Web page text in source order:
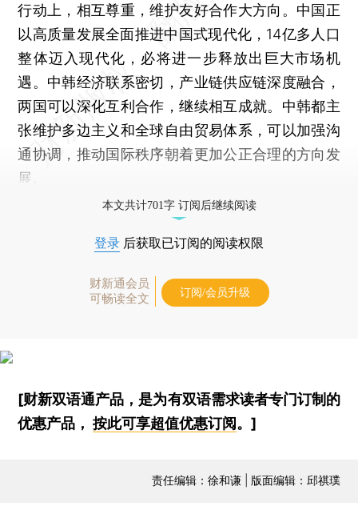
行动上，相互尊重，维护友好合作大方向。中国正
以高质量发展全面推进中国式现代化，14亿多人口
整体迈入现代化，必将进一步释放出巨大市场机
遇。中韩经济联系密切，产业链供应链深度融合，
两国可以深化互利合作，继续相互成就。中韩都主
张维护多边主义和全球自由贸易体系，可以加强沟
通协调，推动国际秩序朝着更加公正合理的方向发
展。
本文共计701字 订阅后继续阅读
登录 后获取已订阅的阅读权限
财新通会员
可畅读全文
订阅/会员升级
[财新双语通产品，是为有双语需求读者专门订制的
优惠产品，按此可享超值优惠订阅。]
责任编辑：徐和谦 | 版面编辑：邱祺璞